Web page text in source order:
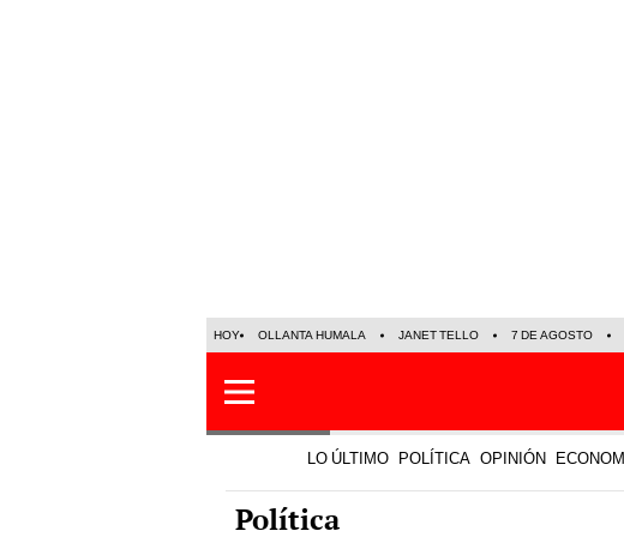
HOY OLLANTA HUMALA JANET TELLO 7 DE AGOSTO
LO ÚLTIMO
Política